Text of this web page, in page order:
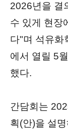
2026년을 결
수 있게 현장
다"며 석유화
에서 열릴 5
했다.
간담회는
획(안)을 설